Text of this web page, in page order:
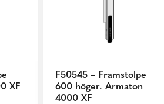
XF
F50545 – Framstolpe
600 höger. Armaton
4000 XF